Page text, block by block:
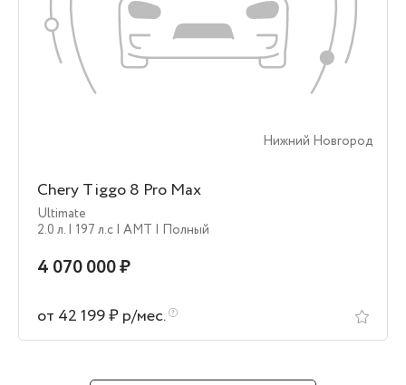
Нижний Новгород
Chery Tiggo 8 Pro Max
Ultimate
2.0 л. | 197 л.c | AMT | Полный
4 070 000 ₽
от 42 199 ₽ р/мес.